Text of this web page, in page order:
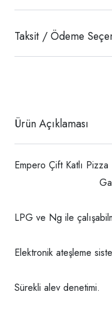
Taksit / Ödeme
Ürün Açıklaması
Empero Çift Katlı
LPG ve Ng ile
Elektronik ateşleme
Sürekli alev denetimi.